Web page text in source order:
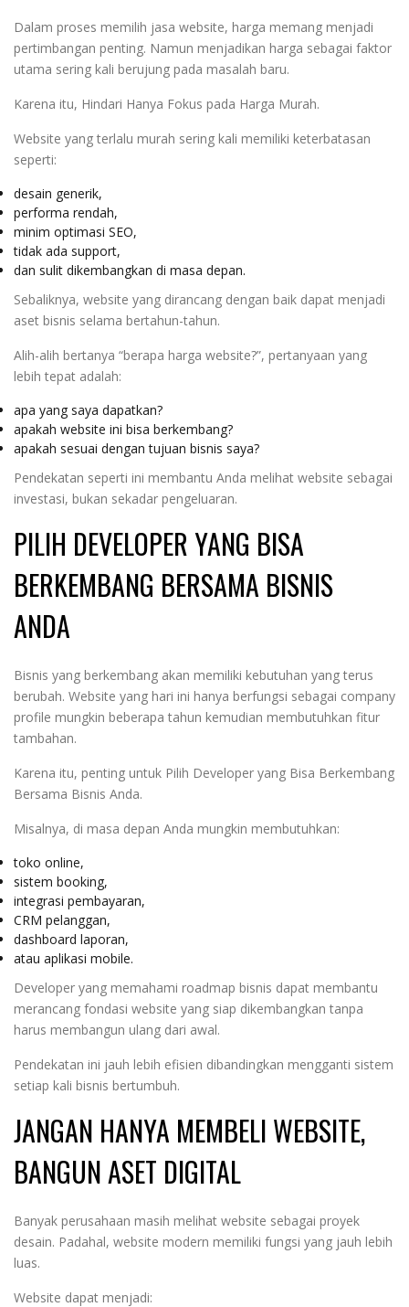
Dalam proses memilih jasa website, harga memang menjadi
pertimbangan penting. Namun menjadikan harga sebagai faktor
utama sering kali berujung pada masalah baru.
Karena itu, Hindari Hanya Fokus pada Harga Murah.
Website yang terlalu murah sering kali memiliki keterbatasan
seperti:
desain generik,
performa rendah,
minim optimasi SEO,
tidak ada support,
dan sulit dikembangkan di masa depan.
Sebaliknya, website yang dirancang dengan baik dapat menjadi
aset bisnis selama bertahun-tahun.
Alih-alih bertanya “berapa harga website?”, pertanyaan yang
lebih tepat adalah:
apa yang saya dapatkan?
apakah website ini bisa berkembang?
apakah sesuai dengan tujuan bisnis saya?
Pendekatan seperti ini membantu Anda melihat website sebagai
investasi, bukan sekadar pengeluaran.
PILIH DEVELOPER YANG BISA
BERKEMBANG BERSAMA BISNIS
ANDA
Bisnis yang berkembang akan memiliki kebutuhan yang terus
berubah. Website yang hari ini hanya berfungsi sebagai company
profile mungkin beberapa tahun kemudian membutuhkan fitur
tambahan.
Karena itu, penting untuk Pilih Developer yang Bisa Berkembang
Bersama Bisnis Anda.
Misalnya, di masa depan Anda mungkin membutuhkan:
toko online,
sistem booking,
integrasi pembayaran,
CRM pelanggan,
dashboard laporan,
atau aplikasi mobile.
Developer yang memahami roadmap bisnis dapat membantu
merancang fondasi website yang siap dikembangkan tanpa
harus membangun ulang dari awal.
Pendekatan ini jauh lebih efisien dibandingkan mengganti sistem
setiap kali bisnis bertumbuh.
JANGAN HANYA MEMBELI WEBSITE,
BANGUN ASET DIGITAL
Banyak perusahaan masih melihat website sebagai proyek
desain. Padahal, website modern memiliki fungsi yang jauh lebih
luas.
Website dapat menjadi: